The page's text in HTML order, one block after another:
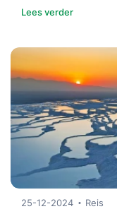
Lees verder
25-12-2024 Reis